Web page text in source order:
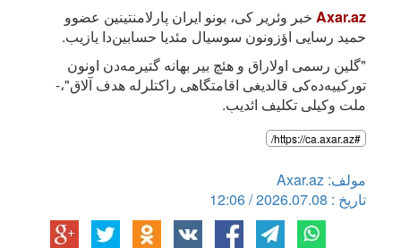
Axar.az خبر وئریر کی، بونو ایران پارلامنتینین عضوو
حمید رسایی اؤزونون سوسیال مئدیا حسابین‌دا یازیب.
"گلین رسمی اولاراق و هئچ بیر بهانه گتیرمه‌دن اونون
تورکییه‌ده‌کی قالدیغی اقامتگاهی راکتلرله هدف آلاق"،-
ملت وکیلی تکلیف ائدیب.
#https://ca.axar.az/
مولف: Axar.az
تاریخ : 2026.07.08 / 12:06